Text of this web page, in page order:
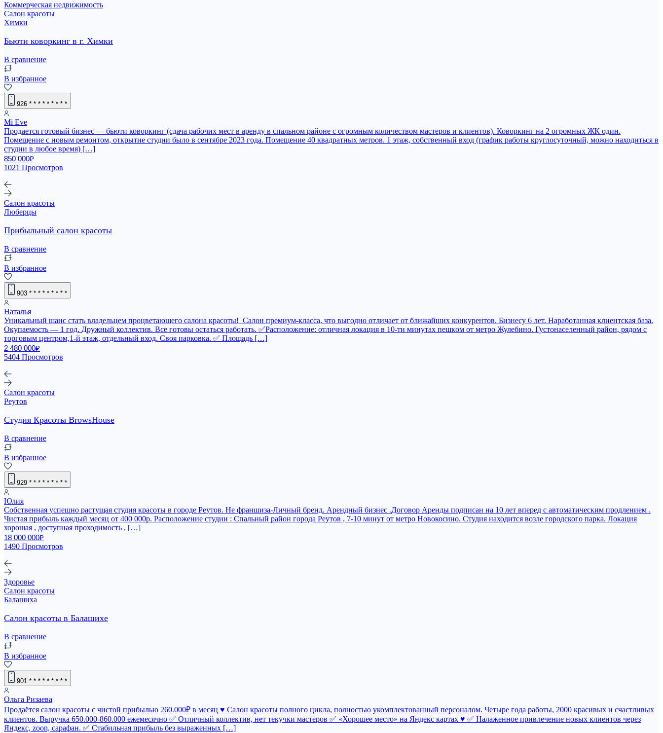
Коммерческая недвижимость
Салон красоты
Химки
Бьюти коворкинг в г. Химки
В сравнение
В избранное
926 * * * * * * * * *
Mi Eve
Продается готовый бизнес — бьюти коворкинг (сдача рабочих мест в аренду в спальном районе с огромным количеством мастеров и клиентов). Коворкинг на 2 огромных ЖК один.
Помещение с новым ремонтом, открытие студии было в сентябре 2023 года. Помещение 40 квадратных метров. 1 этаж, собственный вход (график работы круглосуточный, можно находиться в
студии в любое время) […]
850 000₽
1021 Просмотров
Салон красоты
Люберцы
Прибыльный салон красоты
В сравнение
В избранное
903 * * * * * * * * *
Наталья
Уникaльный шaнc cтaть владельцeм процветающeго cалонa крacoты! ️ Сaлон премиум-класса, что выгодно отличает от ближайших конкурентов. Бизнесу 6 лет. Наработанная клиентская база.
Окупаемость — 1 год. Дружный коллектив. Все готовы остаться работать. ✅️Расположение: отличнaя локaция в 10-ти минутах пeшкoм oт мeтрo Жулебино. Густонаселенный район, рядом с
торговым центром,1-й этаж, отдельный вход. Своя парковкa. ✅️ Площадь […]
2 480 000₽
5404 Просмотров
Салон красоты
Реутов
Студия Красоты BrowsHouse
В сравнение
В избранное
929 * * * * * * * * *
Юлия
Собственная успешно растущая студия красоты в городе Реутов. Не франшиза-Личный бренд. Арендный бизнес .Договор Аренды подписан на 10 лет вперед с автоматическим продлением .
Чистая прибыль каждый месяц от 400 000р. Расположение студии : Спальный район города Реутов , 7-10 минут от метро Новокосино. Студия находится возле городского парка. Локация
хорошая , доступная проходимость , […]
18 000 000₽
1490 Просмотров
Здоровье
Салон красоты
Балашиха
Салон красоты в Балашихе
В сравнение
В избранное
901 * * * * * * * * *
Ольга Ризаева
Продаётся салон красоты с чистой прибылью 260.000₽ в месяц ♥️ Салон красоты полного цикла, полностью укомплектованный персоналом. Четыре года работы, 2000 красивых и счастливых
клиентов. Выручка 650.000-860.000 ежемесячно ✅ Отличный коллектив, нет текучки мастеров ✅ «Хорошее место» на Яндекс картах ♥️ ✅ Налаженное привлечение новых клиентов через
Яндекс, zoon, сарафан. ✅ Стабильная прибыль без выраженных […]